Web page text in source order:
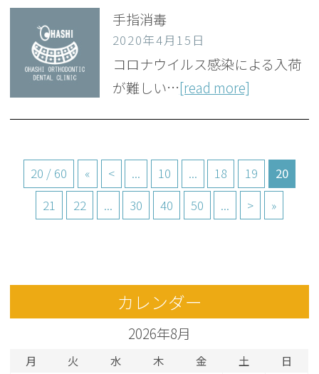
手指消毒
2020年4月15日
コロナウイルス感染による入荷
が難しい…[read more]
20 / 60 « < ... 10 ... 18 19
20
21
22 ... 30 40 50 ... > »
カレンダー
2026年8月
月 火 水 木 金 土 日